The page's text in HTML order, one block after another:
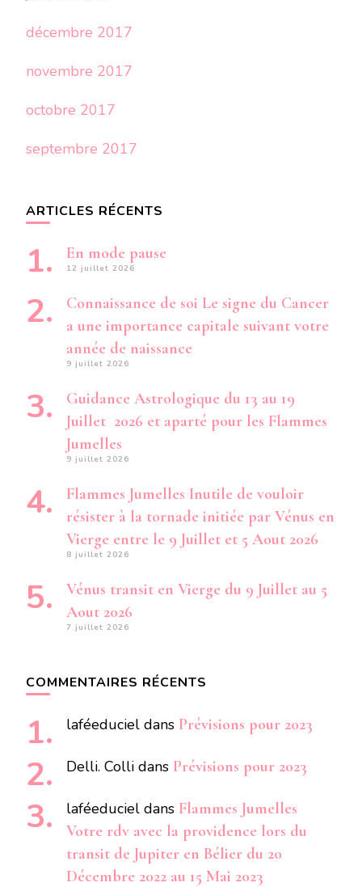
décembre 2017
novembre 2017
octobre 2017
septembre 2017
ARTICLES RÉCENTS
En mode pause
12 juillet 2026
Connaissance de soi Le signe du Cancer
a une importance capitale suivant votre
année de naissance
9 juillet 2026
Guidance Astrologique du 13 au 19
Juillet 2026 et aparté pour les Flammes
Jumelles
9 juillet 2026
Flammes Jumelles Inutile de vouloir
résister à la tornade initiée par Vénus en
Vierge entre le 9 Juillet et 5 Aout 2026
8 juillet 2026
Vénus transit en Vierge du 9 Juillet au 5
Aout 2026
7 juillet 2026
COMMENTAIRES RÉCENTS
laféeduciel dans Prévisions pour 2023
Delli. Colli dans Prévisions pour 2023
laféeduciel dans Flammes Jumelles
Votre rdv avec la providence lors du
transit de Jupiter en Bélier du 20
Décembre 2022 au 15 Mai 2023